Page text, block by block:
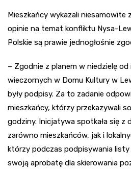
Mieszkańcy wykazali niesamowite
opinie na temat konfliktu Nysa-
Polskie są prawie jednogłośnie
– Zgodnie z planem w niedzielę
wieczornych w Domu Kultury w
były podpisy. Za to zadanie
mieszkańcy, którzy przekazywali
godziny. Inicjatywa spotkała się z
zarówno mieszkańców, jak i
którzy podczas podpisywania
swoją aprobatę dla skierowania